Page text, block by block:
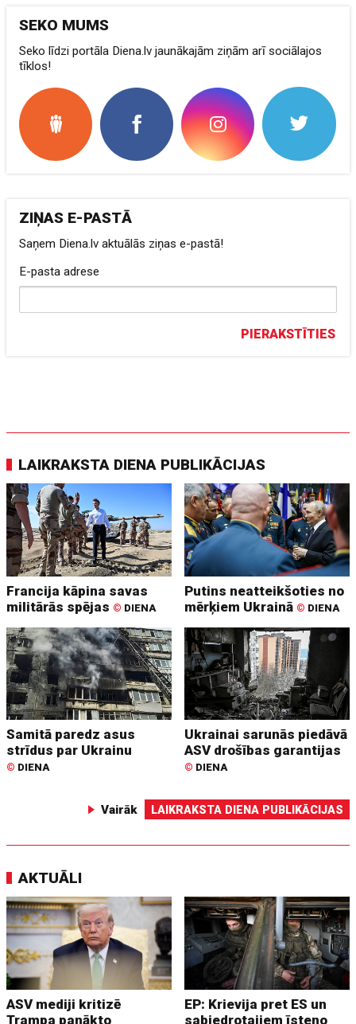
SEKO MUMS
Seko līdzi portāla Diena.lv jaunākajām ziņām arī sociālajos
tīklos!
ZIŅAS E-PASTĀ
Saņem Diena.lv aktuālās ziņas e-pastā!
E-pasta adrese
PIERAKSTĪTIES
LAIKRAKSTA DIENA PUBLIKĀCIJAS
Francija kāpina savas
militārās spējas © DIENA
Putins neatteikšoties no
mērķiem Ukrainā © DIENA
Samitā paredz asus
strīdus par Ukrainu
© DIENA
Ukrainai sarunās piedāvā
ASV drošības garantijas
© DIENA
Vairāk LAIKRAKSTA DIENA PUBLIKĀCIJAS
AKTUĀLI
ASV mediji kritizē
Trampa panākto
EP: Krievija pret ES un
sabiedrotajiem īsteno